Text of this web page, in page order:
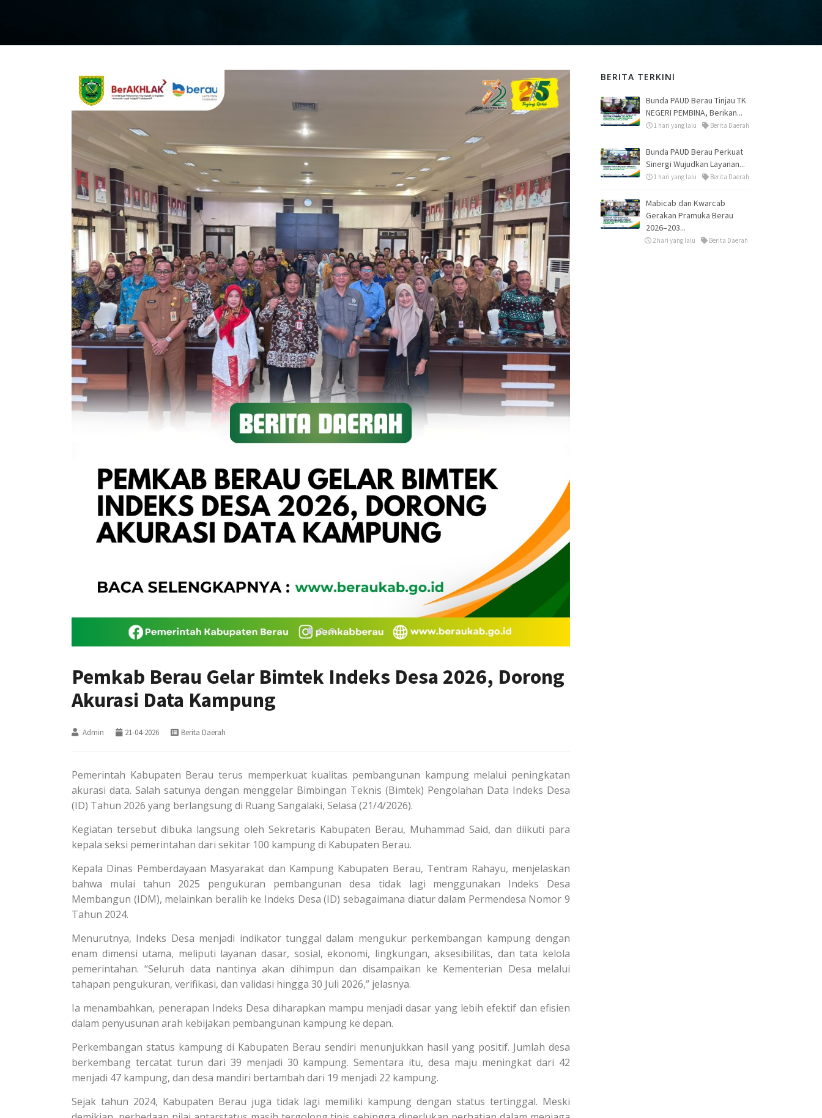
Pemkab Berau Gelar Bimtek Indeks Desa 2026, Dorong
Akurasi Data Kampung
Admin 21-04-2026 Berita Daerah
Pemerintah Kabupaten Berau terus memperkuat kualitas pembangunan kampung melalui peningkatan
akurasi data. Salah satunya dengan menggelar Bimbingan Teknis (Bimtek) Pengolahan Data Indeks Desa
(ID) Tahun 2026 yang berlangsung di Ruang Sangalaki, Selasa (21/4/2026).
Kegiatan tersebut dibuka langsung oleh Sekretaris Kabupaten Berau, Muhammad Said, dan diikuti para
kepala seksi pemerintahan dari sekitar 100 kampung di Kabupaten Berau.
Kepala Dinas Pemberdayaan Masyarakat dan Kampung Kabupaten Berau, Tentram Rahayu, menjelaskan
bahwa mulai tahun 2025 pengukuran pembangunan desa tidak lagi menggunakan Indeks Desa
Membangun (IDM), melainkan beralih ke Indeks Desa (ID) sebagaimana diatur dalam Permendesa Nomor 9
Tahun 2024.
Menurutnya, Indeks Desa menjadi indikator tunggal dalam mengukur perkembangan kampung dengan
enam dimensi utama, meliputi layanan dasar, sosial, ekonomi, lingkungan, aksesibilitas, dan tata kelola
pemerintahan. “Seluruh data nantinya akan dihimpun dan disampaikan ke Kementerian Desa melalui
tahapan pengukuran, verifikasi, dan validasi hingga 30 Juli 2026,” jelasnya.
Ia menambahkan, penerapan Indeks Desa diharapkan mampu menjadi dasar yang lebih efektif dan efisien
dalam penyusunan arah kebijakan pembangunan kampung ke depan.
Perkembangan status kampung di Kabupaten Berau sendiri menunjukkan hasil yang positif. Jumlah desa
berkembang tercatat turun dari 39 menjadi 30 kampung. Sementara itu, desa maju meningkat dari 42
menjadi 47 kampung, dan desa mandiri bertambah dari 19 menjadi 22 kampung.
Sejak tahun 2024, Kabupaten Berau juga tidak lagi memiliki kampung dengan status tertinggal. Meski
BERITA TERKINI
Bunda PAUD Berau Tinjau TK
NEGERI PEMBINA, Berikan...
1 hari yang lalu Berita Daerah
Bunda PAUD Berau Perkuat
Sinergi Wujudkan Layanan...
1 hari yang lalu Berita Daerah
Mabicab dan Kwarcab
Gerakan Pramuka Berau
2026–203...
2 hari yang lalu Berita Daerah